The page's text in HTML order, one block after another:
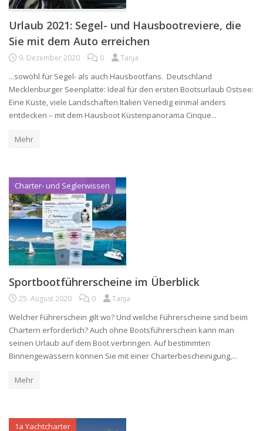
Urlaub 2021: Segel- und Hausbootreviere, die
Sie mit dem Auto erreichen
9. Dezember 2020 0 Tanja
...sowohl für Segel- als auch Hausbootfans. Deutschland
Mecklenburger Seenplatte: Ideal für den ersten Bootsurlaub Ostsee:
Eine Küste, viele Landschaften Italien Venedig einmal anders
entdecken – mit dem Hausboot Küstenpanorama Cinque...
Mehr
Charter- und Seglerwissen
Sportbootführerscheine im Überblick
25. August 2020 0 Tanja
Welcher Führerschein gilt wo? Und welche Führerscheine sind beim
Chartern erforderlich? Auch ohne Bootsführerschein kann man
seinen Urlaub auf dem Boot verbringen. Auf bestimmten
Binnengewässern können Sie mit einer Charterbescheinigung,...
Mehr
1a Yachtcharter